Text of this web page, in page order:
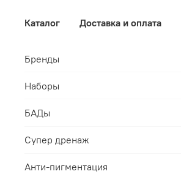
Каталог Доставка и оплата
Бренды
Наборы
БАДы
Супер дренаж
Анти-пигментация